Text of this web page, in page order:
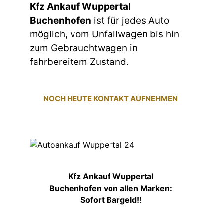
Kfz Ankauf Wuppertal
Buchenhofen ist für jedes Auto
möglich, vom Unfallwagen bis hin
zum Gebrauchtwagen in
fahrbereitem Zustand.
NOCH HEUTE KONTAKT AUFNEHMEN
Kfz Ankauf Wuppertal
Buchenhofen von allen Marken:
Sofort Bargeld!!